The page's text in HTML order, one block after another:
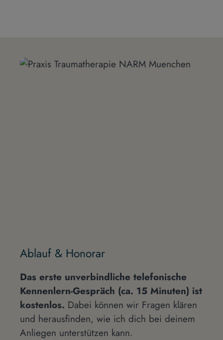
Ablauf & Honorar
Das erste unverbindliche telefonische
Kennenlern-Gespräch (ca. 15 Minuten) ist
kostenlos. Dabei können wir Fragen klären
und herausfinden, wie ich dich bei deinem
Anliegen unterstützen kann.